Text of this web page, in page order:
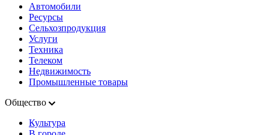
Автомобили
Ресурсы
Сельхозпродукция
Услуги
Техника
Телеком
Недвижимость
Промышленные товары
Общество
Культура